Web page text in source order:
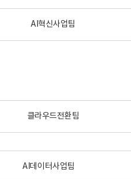
AI혁신사업팀
클라우드전환팀
AI데이터사업팀